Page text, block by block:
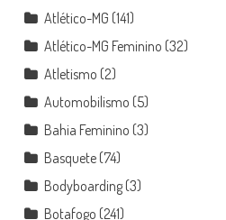
Atlético-MG (141)
Atlético-MG Feminino (32)
Atletismo (2)
Automobilismo (5)
Bahia Feminino (3)
Basquete(74)
Bodyboarding(3)
Botafogo (241)